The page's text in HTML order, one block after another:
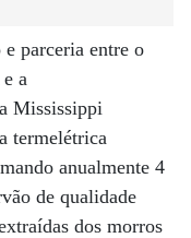
parceria entre o
a
Mississippi
termelétrica
anualmente 4
de qualidade
dos morros